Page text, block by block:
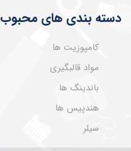
دسته بندی های محبوب
کامپوزیت ها
مواد قالبگیری
باندینگ ها
هندپیس ها
سیلر